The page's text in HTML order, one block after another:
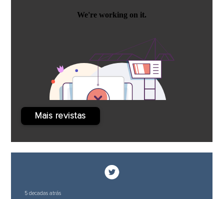
Mais revistas
5 decadas atrás